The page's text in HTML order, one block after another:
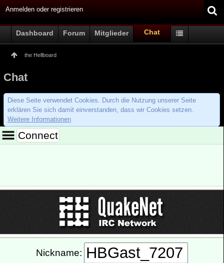
Anmelden oder registrieren
Dashboard Forum Mitglieder Chat
the Hellboard
Chat
Diese Seite verwendet Cookies. Durch die Nutzung unserer Seite
erklären Sie sich damit einverstanden, dass wir Cookies setzen.
Weitere Informationen